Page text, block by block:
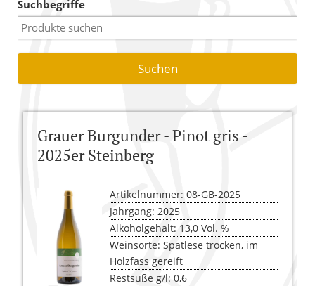
Warenkorb
Versandkosten
AGB
Kasse
Suchbegriffe
Grauer Burgunder - Pinot gris -
2025er Steinberg
Artikelnummer: 08-GB-2025
Jahrgang: 2025
Alkoholgehalt: 13,0 Vol. %
Weinsorte: Spätlese trocken, im
Holzfass gereift
Restsüße g/l: 0,6